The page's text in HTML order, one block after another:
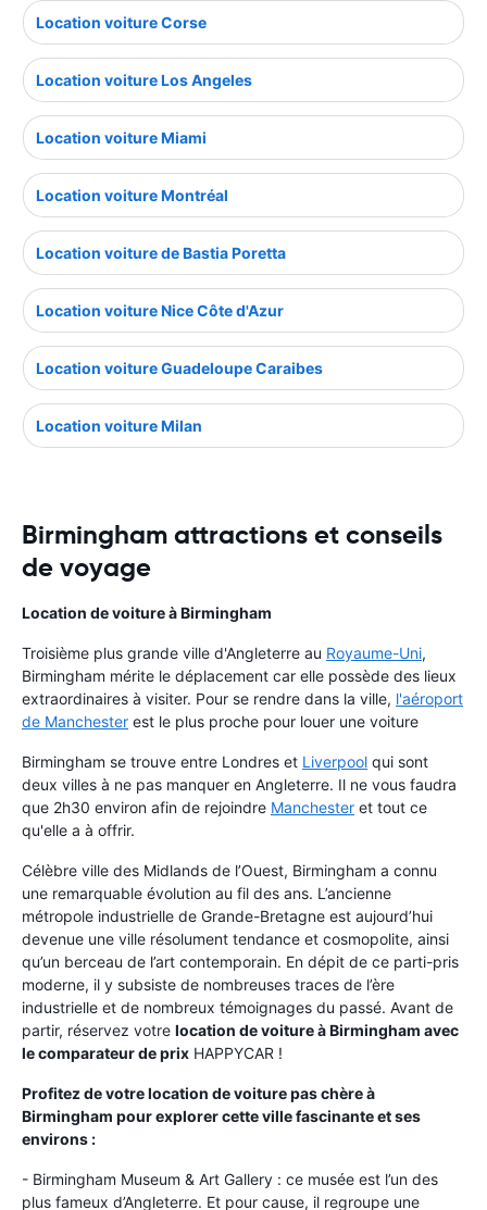
Location voiture Corse
Location voiture Los Angeles
Location voiture Miami
Location voiture Montréal
Location voiture de Bastia Poretta
Location voiture Nice Côte d'Azur
Location voiture Guadeloupe Caraibes
Location voiture Milan
Birmingham attractions et conseils
de voyage
Location de voiture à Birmingham
Troisième plus grande ville d'Angleterre au Royaume-Uni,
Birmingham mérite le déplacement car elle possède des lieux
extraordinaires à visiter. Pour se rendre dans la ville, l'aéroport
de Manchester est le plus proche pour louer une voiture
Birmingham se trouve entre Londres et Liverpool qui sont
deux villes à ne pas manquer en Angleterre. Il ne vous faudra
que 2h30 environ afin de rejoindre Manchester et tout ce
qu'elle a à offrir.
Célèbre ville des Midlands de l’Ouest, Birmingham a connu
une remarquable évolution au fil des ans. L’ancienne
métropole industrielle de Grande-Bretagne est aujourd’hui
devenue une ville résolument tendance et cosmopolite, ainsi
qu’un berceau de l’art contemporain. En dépit de ce parti-pris
moderne, il y subsiste de nombreuses traces de l’ère
industrielle et de nombreux témoignages du passé. Avant de
partir, réservez votre location de voiture à Birmingham avec
le comparateur de prix HAPPYCAR !
Profitez de votre location de voiture pas chère à
Birmingham pour explorer cette ville fascinante et ses
environs :
- Birmingham Museum & Art Gallery : ce musée est l’un des
plus fameux d’Angleterre. Et pour cause, il regroupe une